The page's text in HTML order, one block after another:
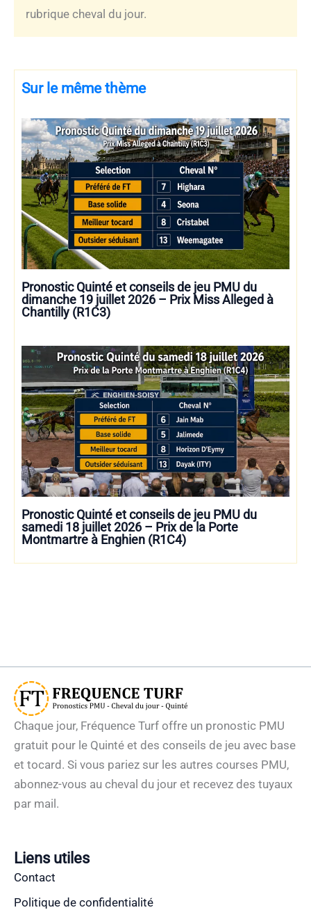
rubrique cheval du jour.
Sur le même thème
Pronostic Quinté et conseils de jeu PMU du
dimanche 19 juillet 2026 – Prix Miss Alleged à
Chantilly (R1C3)
Pronostic Quinté et conseils de jeu PMU du
samedi 18 juillet 2026 – Prix de la Porte
Montmartre à Enghien (R1C4)
Chaque jour, Fréquence Turf offre un pronostic PMU
gratuit pour le Quinté et des conseils de jeu avec base
et tocard. Si vous pariez sur les autres courses PMU,
abonnez-vous au cheval du jour et recevez des tuyaux
par mail.
Liens utiles
Contact
Politique de confidentialité